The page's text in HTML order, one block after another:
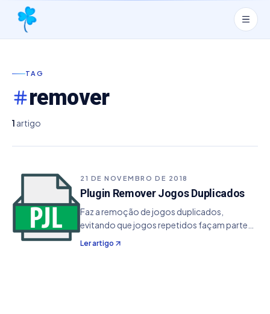
TAG
remover
1 artigo
21 DE NOVEMBRO DE 2018
Plugin Remover Jogos Duplicados
Faz a remoção de jogos duplicados,
evitando que jogos repetidos façam parte
de seu esquema lotérico. Por padrão o Joga
Loterias Profissional não repete jogos,
Ler artigo